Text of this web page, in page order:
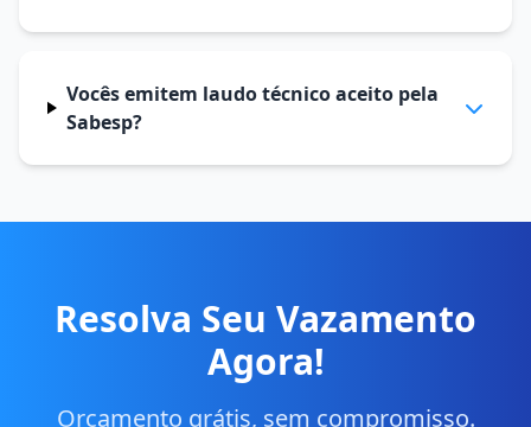
Vocês emitem laudo técnico aceito pela
Sabesp?
Resolva Seu Vazamento
Agora!
Orçamento grátis, sem compromisso.